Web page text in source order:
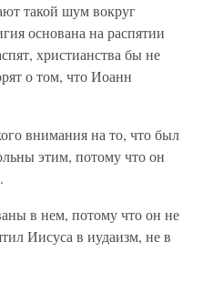
такой шум вокруг
основана на распятии
христианства бы не
о том, что Иоанн
внимания на то, что был
этим, потому что он
в нем, потому что он не
Иисуса в иудаизм, не в